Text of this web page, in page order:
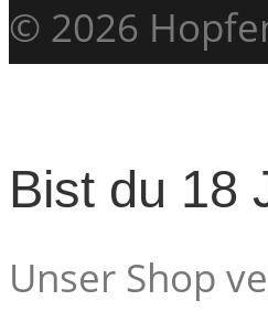
© 2026
Bist du 18
Unser Shop